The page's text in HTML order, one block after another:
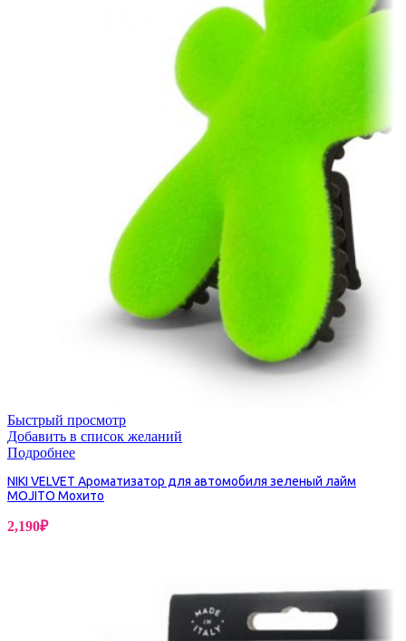
Быстрый просмотр
Добавить в список желаний
Подробнее
NIKI VELVET Ароматизатор для автомобиля зеленый лайм
MOJITO Мохито
2,190₽